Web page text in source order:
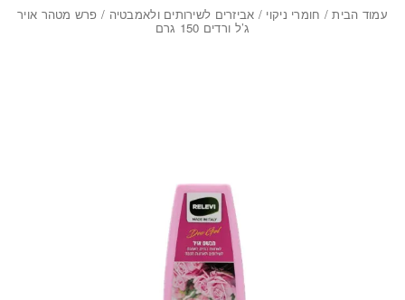
עמוד הבית/ חומרי ניקוי / אביזרים לשירותים ולאמבטיה / פרש מטהר אויר
ג’ל ורדים 150 גרם